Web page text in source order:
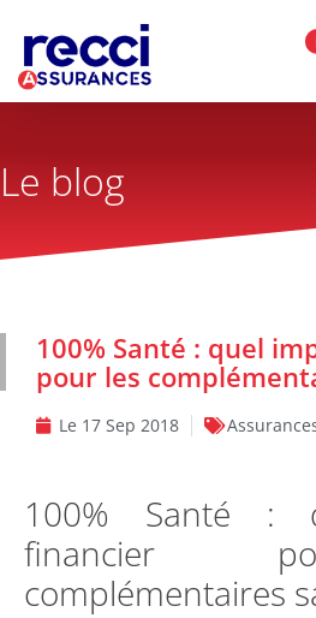
Le blog
100% Santé : quel
pour les
Le 17 Sep 2018
100% Santé :
financier
complémentaires